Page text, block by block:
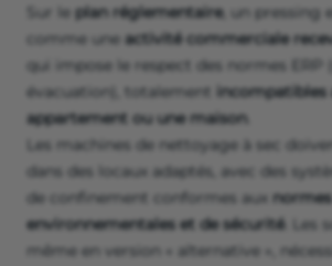
Sur le plan réglementaire, un pressing
comme une activité commerciale
qui impose le respect des normes ERP
évacuation), totalement incompatibles
appartement ou une maison.
Les machines de nettoyage à sec
dans des locaux adaptés, avec des
de confinement conformes aux normes
environnementales et de sécurité. Les
même en version « alternative »,